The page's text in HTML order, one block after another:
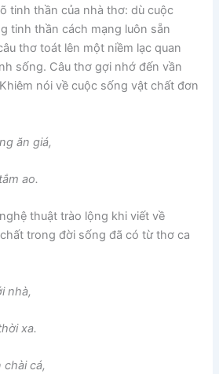
tinh thần của nhà thơ: dù cuộc
tinh thần cách mạng luôn sẵn
thơ toát lên một niềm lạc quan
sống. Câu thơ gợi nhớ đến vần
nói về cuộc sống vật chất đơn
ăn giá,
ao.
thuật trào lộng khi viết về
trong đời sống đã có từ thơ ca
nhà,
xa.
chài cá,